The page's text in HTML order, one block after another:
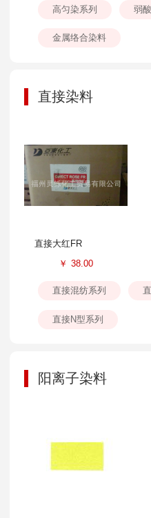
高匀染系列 弱
金属络合染料
直接染料
直接大红FR
￥ 38.00
直接混纺系列
直接N型系列
阳离子染料